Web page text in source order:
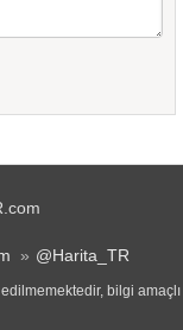
@Harita_TR
bilgi amaçlı